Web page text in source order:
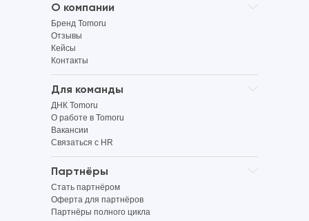
О компании
Бренд Tomoru
Контакты
Отзывы
Кейсы
Для команды
ДНК Tomoru
О работе в Tomoru
Вакансии
Связаться с HR
Партнёры
Стать партнёром
Оферта для партнёров
Партнёры полного цикла